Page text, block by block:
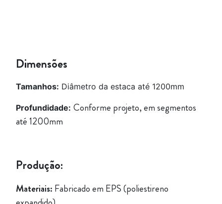
Dimensões
Tamanhos: Diâmetro da estaca até 1200mm
Profundidade: Conforme projeto, em segmentos
até 1200mm
Produção:
Materiais: Fabricado em EPS (poliestireno